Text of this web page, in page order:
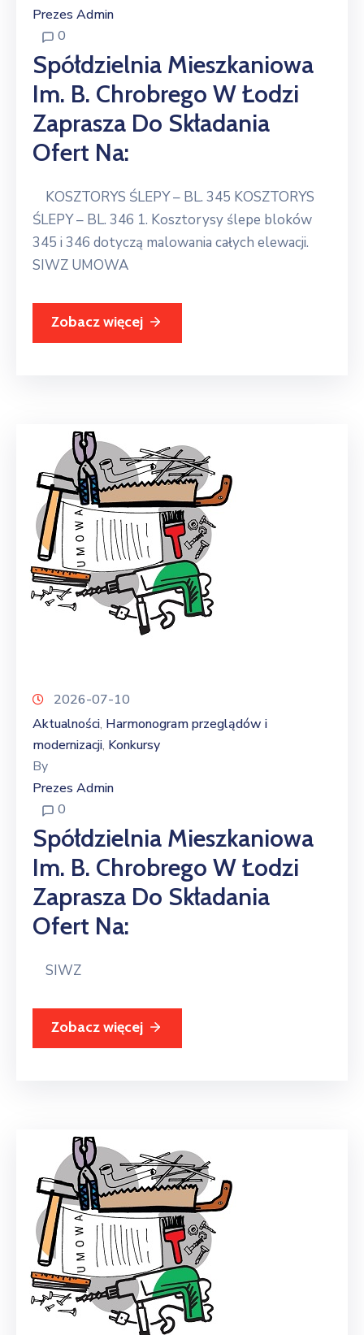
Prezes Admin
0
Spółdzielnia Mieszkaniowa
Im. B. Chrobrego W Łodzi
Zaprasza Do Składania
Ofert Na:
KOSZTORYS ŚLEPY – BL. 345 KOSZTORYS
ŚLEPY – BL. 346 1. Kosztorysy ślepe bloków
345 i 346 dotyczą malowania całych elewacji.
SIWZ UMOWA
Zobacz więcej
2026-07-10
Aktualności‚ Harmonogram przeglądów i
modernizacji‚ Konkursy
By
Prezes Admin
0
Spółdzielnia Mieszkaniowa
Im. B. Chrobrego W Łodzi
Zaprasza Do Składania
Ofert Na:
SIWZ
Zobacz więcej